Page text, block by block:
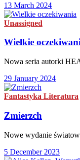
13 March 2024
Unassigned
Wielkie
Nowa seria autorki
29 January 2024
Fantastyka Literatura
Zmierzch
Nowe wydanie
5 December 2023